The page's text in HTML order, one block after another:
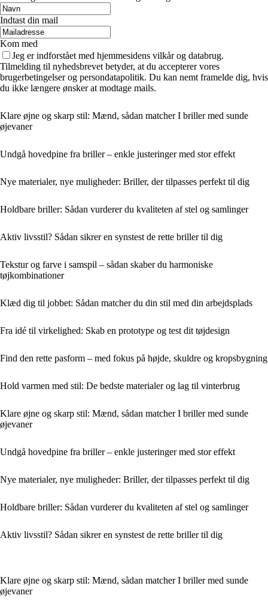
Indtast din mail
Kom med
Jeg er indforstået med hjemmesidens vilkår og databrug.
Tilmelding til nyhedsbrevet betyder, at du accepterer vores
brugerbetingelser og persondatapolitik. Du kan nemt framelde dig, hvis
du ikke længere ønsker at modtage mails.
Klare øjne og skarp stil: Mænd, sådan matcher I briller med sunde
øjevaner
Undgå hovedpine fra briller – enkle justeringer med stor effekt
Nye materialer, nye muligheder: Briller, der tilpasses perfekt til dig
Holdbare briller: Sådan vurderer du kvaliteten af stel og samlinger
Aktiv livsstil? Sådan sikrer en synstest de rette briller til dig
Tekstur og farve i samspil – sådan skaber du harmoniske
tøjkombinationer
Klæd dig til jobbet: Sådan matcher du din stil med din arbejdsplads
Fra idé til virkelighed: Skab en prototype og test dit tøjdesign
Find den rette pasform – med fokus på højde, skuldre og kropsbygning
Hold varmen med stil: De bedste materialer og lag til vinterbrug
Klare øjne og skarp stil: Mænd, sådan matcher I briller med sunde
øjevaner
Undgå hovedpine fra briller – enkle justeringer med stor effekt
Nye materialer, nye muligheder: Briller, der tilpasses perfekt til dig
Holdbare briller: Sådan vurderer du kvaliteten af stel og samlinger
Aktiv livsstil? Sådan sikrer en synstest de rette briller til dig
Klare øjne og skarp stil: Mænd, sådan matcher I briller med sunde
øjevaner